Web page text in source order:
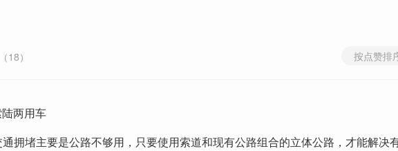
（18） 按点赞排
两用车
拥堵主要是公路不够用，只要使用索道和现有公路组合的立体公路，才能解决